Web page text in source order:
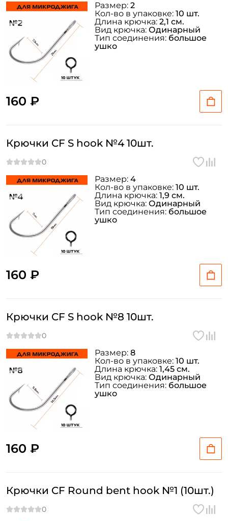
160 ₽
Размер: 2
Кол-во в упаковке: 10 шт.
Длина крючка: 2,1 см.
Вид крючка: Одинарный
Тип соединения: большое
ушко
Крючки CF S hook №4 10шт.
160 ₽
Размер: 4
Кол-во в упаковке: 10 шт.
Длина крючка: 1,9 см.
Вид крючка: Одинарный
Тип соединения: большое
ушко
Крючки CF S hook №8 10шт.
160 ₽
Размер: 8
Кол-во в упаковке: 10 шт.
Длина крючка: 1,45 см.
Вид крючка: Одинарный
Тип соединения: большое
ушко
Крючки CF Round bent hook №1 (10шт.)